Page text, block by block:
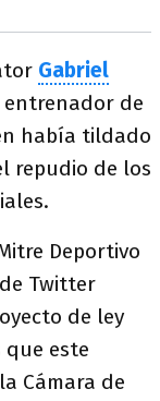
Gabriel
de
había tildado
repudio de los
Deportivo
Twitter
de ley
que este
Cámara de